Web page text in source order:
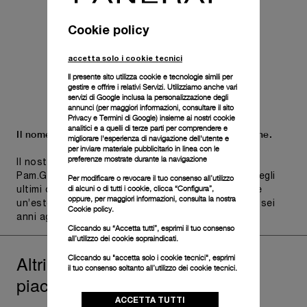
Il nome Panerai è sinonimo di resistenza e precisione.
Il nostro impegno per la qualità è testimoniato da
Pam.Guard, disponibile per gli orologi acquistati negli
ultimi due anni. Gli orologi idonei possono ricevere
un’estensione della garanzia internazionale fino a sei
anni aggiuntivi.
Altri Radiomirche ti potrebbero
piacere
Cookie policy
accetta solo i cookie tecnici
Il presente sito utilizza cookie e tecnologie simili per
gestire e offrire i relativi Servizi. Utilizziamo anche vari
servizi di Google inclusa la personalizzazione degli
annunci (per maggiori informazioni, consultare il sito
Privacy e Termini di Google) insieme ai nostri cookie
analitici e a quelli di terze parti per comprendere e
migliorare l'esperienza di navigazione dell'utente e
per inviare materiale pubblicitario in linea con le
preferenze mostrate durante la navigazione
Per modificare o revocare il tuo consenso all’utilizzo
di alcuni o di tutti i cookie, clicca “Configura”,
oppure, per maggiori informazioni, consulta la nostra
Cookie policy.
Cliccando su “Accetta tutti”, esprimi il tuo consenso
all’utilizzo dei cookie sopraindicati.
Cliccando su "accetta solo i cookie tecnici", esprimi
il tuo consenso soltanto all’utilizzo dei cookie tecnici.
ACCETTA TUTTI